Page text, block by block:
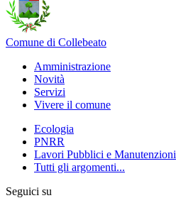
Comune di Collebeato
Amministrazione
Novità
Servizi
Vivere il comune
Ecologia
PNRR
Lavori Pubblici e Manutenzioni
Tutti gli argomenti...
Seguici su